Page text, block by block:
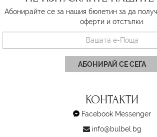
Абонирайте се за нашия бюлетин за да
оферти и отстъпки.
АБОНИРАЙ СЕ СЕГА
КОНТАКТИ
Facebook Messenger
info@bulbel.bg